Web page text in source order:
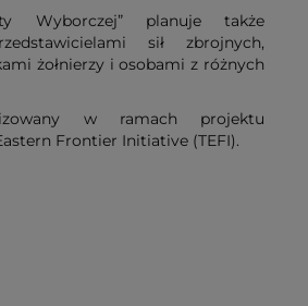
Wyborczej” planuje także
sił zbrojnych,
żołnierzy i osobami z różnych
w ramach projektu
Frontier Initiative (TEFI).